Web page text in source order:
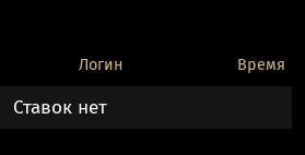
Логин Время
Ставок нет